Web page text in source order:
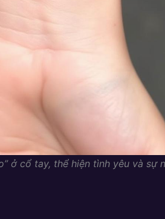
ở cổ tay, thể hiện tình yêu và sự